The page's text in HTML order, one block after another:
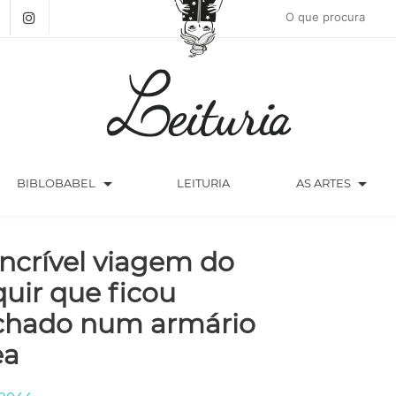
BIBLOBABEL arrow_drop_down LEITURIA AS ARTES arrow_drop_down
viagem do
que ficou
num armário